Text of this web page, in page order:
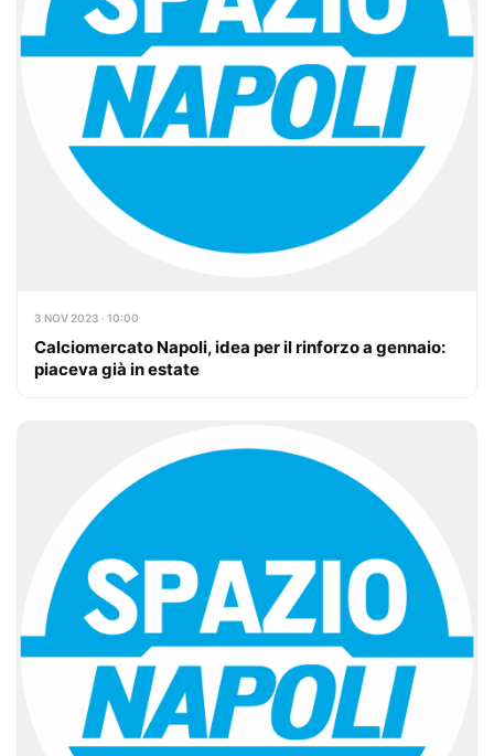
3 NOV 2023 · 10:00
Calciomercato Napoli, idea per il rinforzo a gennaio:
piaceva già in estate